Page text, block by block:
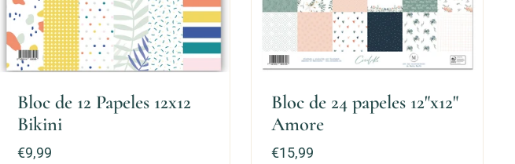
Bloc de 12 Papeles 12x12
Bikini
Precio:
€9,99
Bloc de 24 papeles 12"x12"
Amore
Precio:
€15,99